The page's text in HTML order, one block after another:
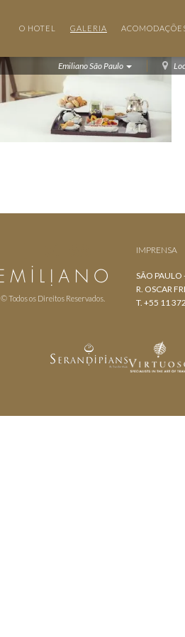
O HOTEL GALERIA
Emiliano São Paulo
© Todos os Direitos Reservados.
IMPRENSA
SÃO PAULO
R. OSCAR
T. +55 11